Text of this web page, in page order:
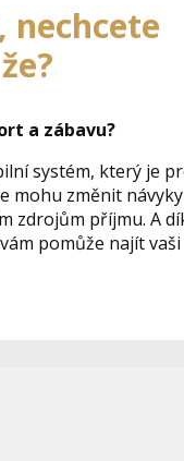
a zábavu?
systém, který je
mohu změnit návyky
zdrojům příjmu. A
pomůže najít